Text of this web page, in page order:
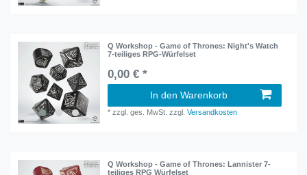
Q Workshop - Game of Thrones: Night's Watch
7-teiliges RPG-Würfelset
0,00 € *
In den Warenkorb
*zzgl. ges. MwSt. zzgl.Versandkosten
Q Workshop - Game of Thrones: Lannister 7-
teiliges RPG Würfelset